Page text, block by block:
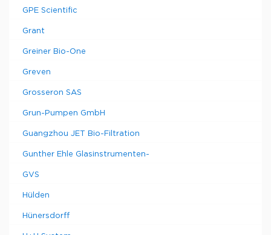
GPE Scientific
Grant
Greiner Bio-One
Greven
Grosseron SAS
Grun-Pumpen GmbH
Guangzhou JET Bio-Filtration
Gunther Ehle Glasinstrumenten-
GVS
Hülden
Hünersdorff